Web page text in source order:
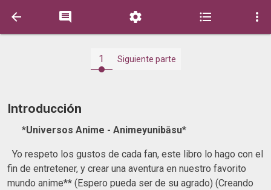
    
1 Siguiente parte
Introducción
*Universos Anime - Animeyunibāsu*
Yo respeto los gustos de cada fan, este libro lo hago con el
fin de entretener, y crear una aventura en nuestro favorito
mundo anime** (Espero pueda ser de su agrado) (Creando